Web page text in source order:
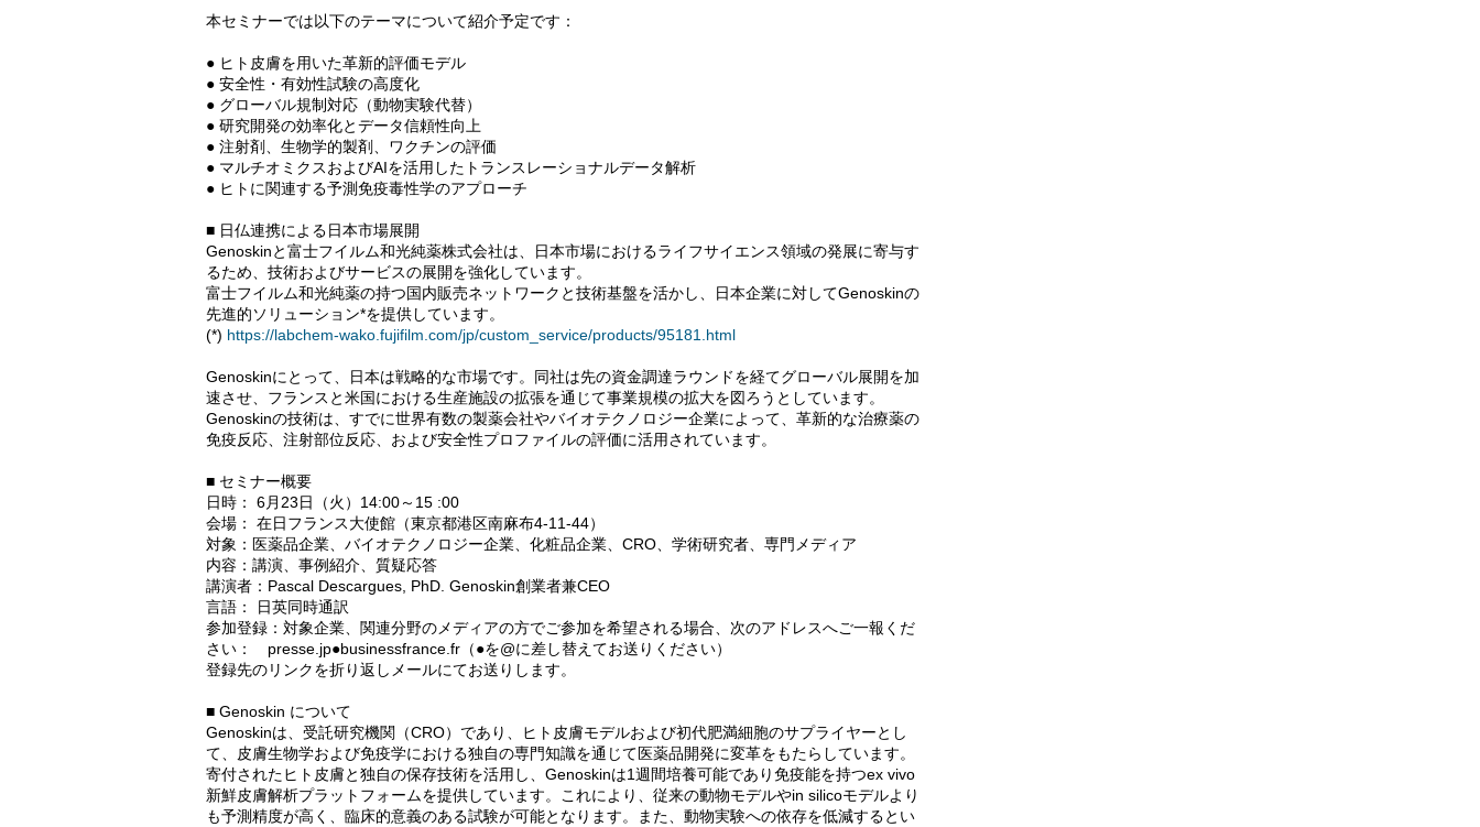
本セミナーでは以下のテーマについて紹介予定です：
● ヒト皮膚を用いた革新的評価モデル
● 安全性・有効性試験の高度化
● グローバル規制対応（動物実験代替）
● 研究開発の効率化とデータ信頼性向上
● 注射剤、生物学的製剤、ワクチンの評価
● マルチオミクスおよびAIを活用したトランスレーショナルデータ解析
● ヒトに関連する予測免疫毒性学のアプローチ
■ 日仏連携による日本市場展開
Genoskinと富士フイルム和光純薬株式会社は、日本市場におけるライフサイエンス領域の発展に寄与す
るため、技術およびサービスの展開を強化しています。
富士フイルム和光純薬の持つ国内販売ネットワークと技術基盤を活かし、日本企業に対してGenoskinの
先進的ソリューション*を提供しています。
(*) https://labchem-wako.fujifilm.com/jp/custom_service/products/95181.html
Genoskinにとって、日本は戦略的な市場です。同社は先の資金調達ラウンドを経てグローバル展開を加
速させ、フランスと米国における生産施設の拡張を通じて事業規模の拡大を図ろうとしています。
Genoskinの技術は、すでに世界有数の製薬会社やバイオテクノロジー企業によって、革新的な治療薬の
免疫反応、注射部位反応、および安全性プロファイルの評価に活用されています。
■ セミナー概要
日時： 6月23日（火）14:00～15 :00
会場： 在日フランス大使館（東京都港区南麻布4-11-44）
対象：医薬品企業、バイオテクノロジー企業、化粧品企業、CRO、学術研究者、専門メディア
内容：講演、事例紹介、質疑応答
講演者：Pascal Descargues, PhD. Genoskin創業者兼CEO
言語： 日英同時通訳
参加登録：対象企業、関連分野のメディアの方でご参加を希望される場合、次のアドレスへご一報くだ
さい： presse.jp●businessfrance.fr（●を@に差し替えてお送りください）
登録先のリンクを折り返しメールにてお送りします。
■ Genoskin について
Genoskinは、受託研究機関（CRO）であり、ヒト皮膚モデルおよび初代肥満細胞のサプライヤーとし
て、皮膚生物学および免疫学における独自の専門知識を通じて医薬品開発に変革をもたらしています。
寄付されたヒト皮膚と独自の保存技術を活用し、Genoskinは1週間培養可能であり免疫能を持つex vivo
新鮮皮膚解析プラットフォームを提供しています。これにより、従来の動物モデルやin silicoモデルより
も予測精度が高く、臨床的意義のある試験が可能となります。また、動物実験への依存を低減するとい